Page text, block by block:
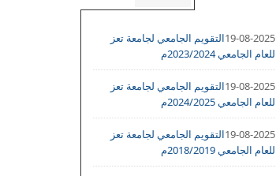
19-08-2025التقويم الجامعي لجامعة تعز
للعام الجامعي 2023/2024م
19-08-2025التقويم الجامعي لجامعة تعز
للعام الجامعي 2024/2025م
19-08-2025التقويم الجامعي لجامعة تعز
للعام الجامعي 2018/2019م